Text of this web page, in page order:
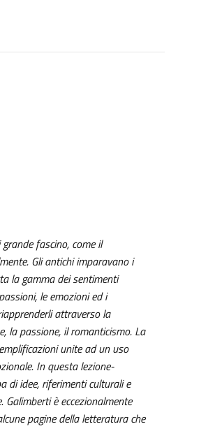
fascino, come il
Gli antichi imparavano i
la gamma dei sentimenti
le emozioni ed i
attraverso la
la passione, il romanticismo. La
unite ad un uso
In questa lezione-
di idee, riferimenti culturali e
è eccezionalmente
pagine della letteratura che